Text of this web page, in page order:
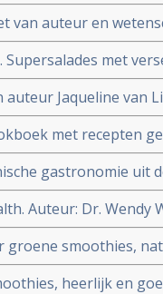
van auteur en
Supersalades met
auteur Jaqueline van
leven.
met recepten
gastronomie uit
Der Staak
Auteur: Dr. Wendy
| verbeter
groene smoothies,
te maken
heerlijk en